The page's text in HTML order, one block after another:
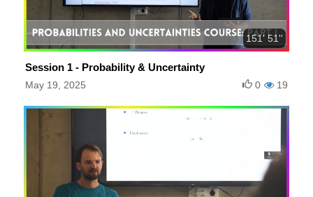
151' 51''
Session 1 - Probability & Uncertainty
May 19, 2025 19
0